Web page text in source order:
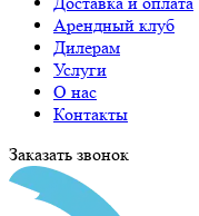
Арендный клуб
Дилерам
Услуги
О нас
Контакты
Заказать звонок